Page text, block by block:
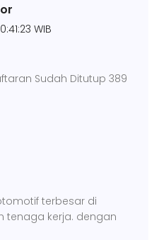
WIB
Sudah Ditutup 389
terbesar di
tenaga kerja. dengan